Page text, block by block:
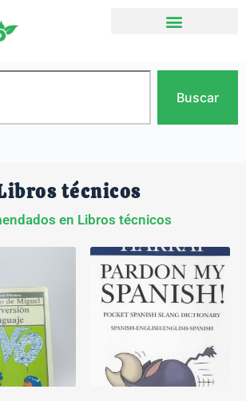
Buscar
técnicos
en Libros técnicos